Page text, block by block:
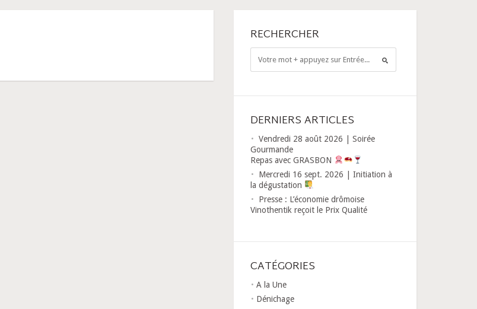
RECHERCHER
DERNIERS ARTICLES
Vendredi 28 août 2026 | Soirée
Gourmande
Repas avec GRASBON
Mercredi 16 sept. 2026 | Initiation à
la dégustation
Presse : L’économie drômoise
Vinothentik reçoit le Prix Qualité
CATÉGORIES
A la Une
Dénichage